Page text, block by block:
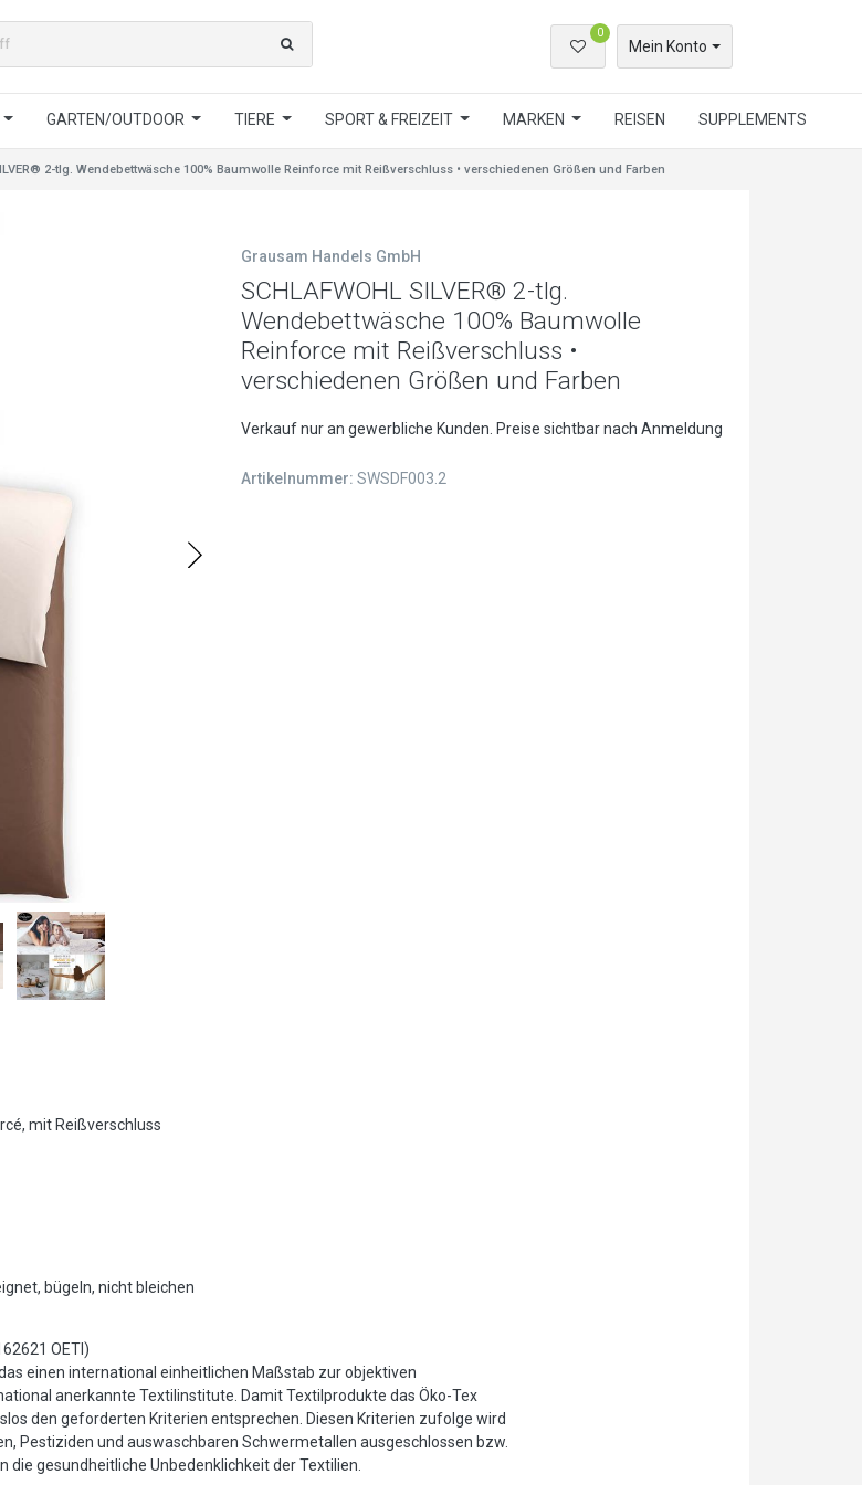
0
Mein Konto
GARTEN/OUTDOOR TIERE SPORT & FREIZEIT MARKEN REISEN SUPPLEMENTS
2-tlg. Wendebettwäsche 100% Baumwolle Reinforce mit Reißverschluss • verschiedenen Größen und Farben
Grausam Handels GmbH
SCHLAFWOHL SILVER® 2-tlg.
Wendebettwäsche 100% Baumwolle
Reinforce mit Reißverschluss •
verschiedenen Größen und Farben
Verkauf nur an gewerbliche Kunden. Preise sichtbar nach Anmeldung
Artikelnummer: SWSDF003.2
mit Reißverschluss
bügeln, nicht bleichen
OETI)
einen international einheitlichen Maßstab zur objektiven
anerkannte Textilinstitute. Damit Textilprodukte das Öko-Tex
den geforderten Kriterien entsprechen. Diesen Kriterien zufolge wird
Pestiziden und auswaschbaren Schwermetallen ausgeschlossen bzw.
gesundheitliche Unbedenklichkeit der Textilien.